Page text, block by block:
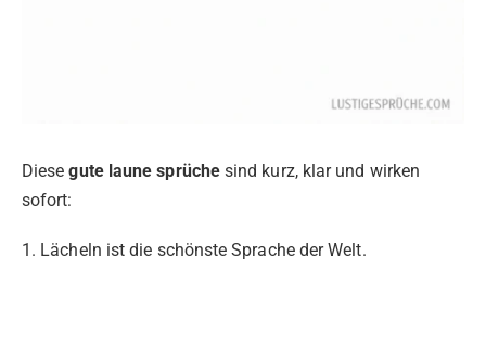
Diesegute laune sprüchesind kurz, klar und wirken
sofort:
1. Lächeln ist die schönste Sprache der Welt.